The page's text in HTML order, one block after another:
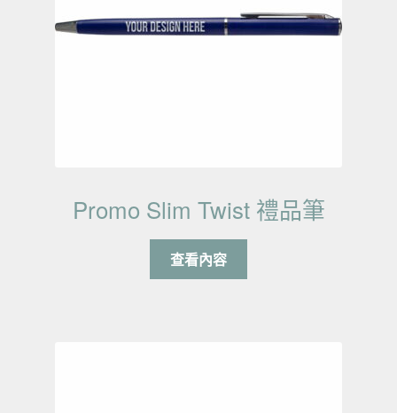
Promo Slim Twist 禮品筆
查看內容